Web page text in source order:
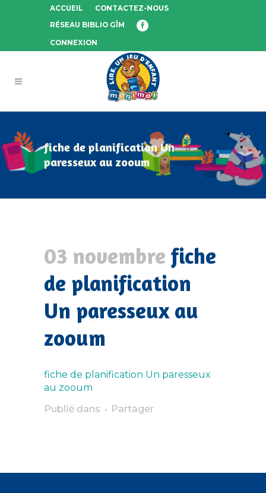
ACCUEIL
CONTACTEZ-NOUS
RÉSEAU BIBLIO GÎM
CONNEXION
fiche de planification Un
paresseux au zooum
03 novembre fiche
de planification
Un paresseux au
zooum
fiche de planification Un paresseux
au zooum
Publié dans
Partager